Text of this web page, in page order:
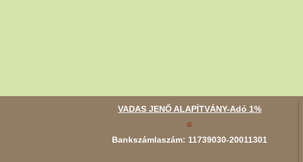
VADAS JENŐ ALAPÍTVÁNY-Adó 1%
Bankszámlaszám: 11739030-20011301